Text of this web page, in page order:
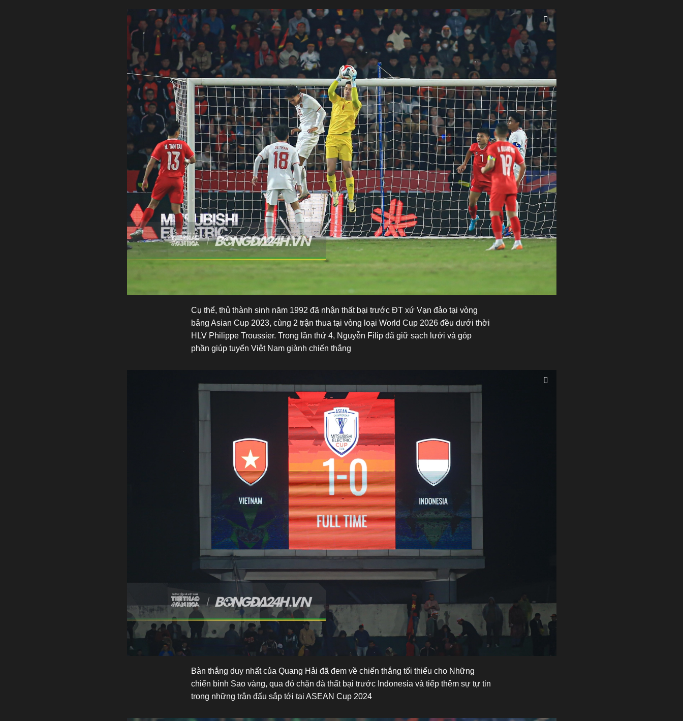
Cụ thể, thủ thành sinh năm 1992 đã nhận thất bại trước ĐT xứ Vạn đảo tại vòng
bảng Asian Cup 2023, cùng 2 trận thua tại vòng loại World Cup 2026 đều dưới thời
HLV Philippe Troussier. Trong lần thứ 4, Nguyễn Filip đã giữ sạch lưới và góp
phần giúp tuyển Việt Nam giành chiến thắng
Bàn thắng duy nhất của Quang Hải đã đem về chiến thắng tối thiểu cho Những
chiến binh Sao vàng, qua đó chặn đà thất bại trước Indonesia và tiếp thêm sự tự tin
trong những trận đấu sắp tới tại ASEAN Cup 2024